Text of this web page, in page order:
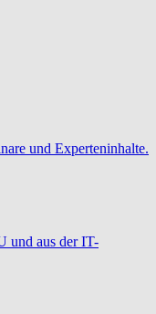
und Experteninhalte.
und aus der IT-